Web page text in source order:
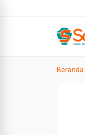
Beranda